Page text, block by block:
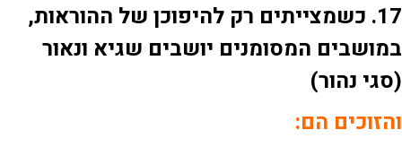
17. כשמצייתים רק להיפוכן של ההוראות,
במושבים המסומנים יושבים שגיא ונאור
(סגי נהור)
והזוכים הם: